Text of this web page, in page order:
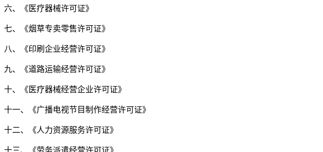
六、《医疗器械许可证》
七、《烟草专卖零售许可证》
八、《印刷企业经营许可证》
九、《道路运输经营许可证》
十、《医疗器械经营企业许可证》
十一、《广播电视节目制作经营许可证》
十二、《人力资源服务许可证》
十三、《劳务派遣经营许可证》